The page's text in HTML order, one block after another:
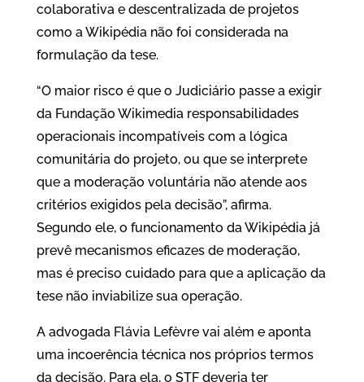
colaborativa e descentralizada de projetos
como a Wikipédia não foi considerada na
formulação da tese.
“O maior risco é que o Judiciário passe a exigir
da Fundação Wikimedia responsabilidades
operacionais incompatíveis com a lógica
comunitária do projeto, ou que se interprete
que a moderação voluntária não atende aos
critérios exigidos pela decisão”, afirma.
Segundo ele, o funcionamento da Wikipédia já
prevê mecanismos eficazes de moderação,
mas é preciso cuidado para que a aplicação da
tese não inviabilize sua operação.
A advogada Flávia Lefèvre vai além e aponta
uma incoerência técnica nos próprios termos
da decisão. Para ela, o STF deveria ter